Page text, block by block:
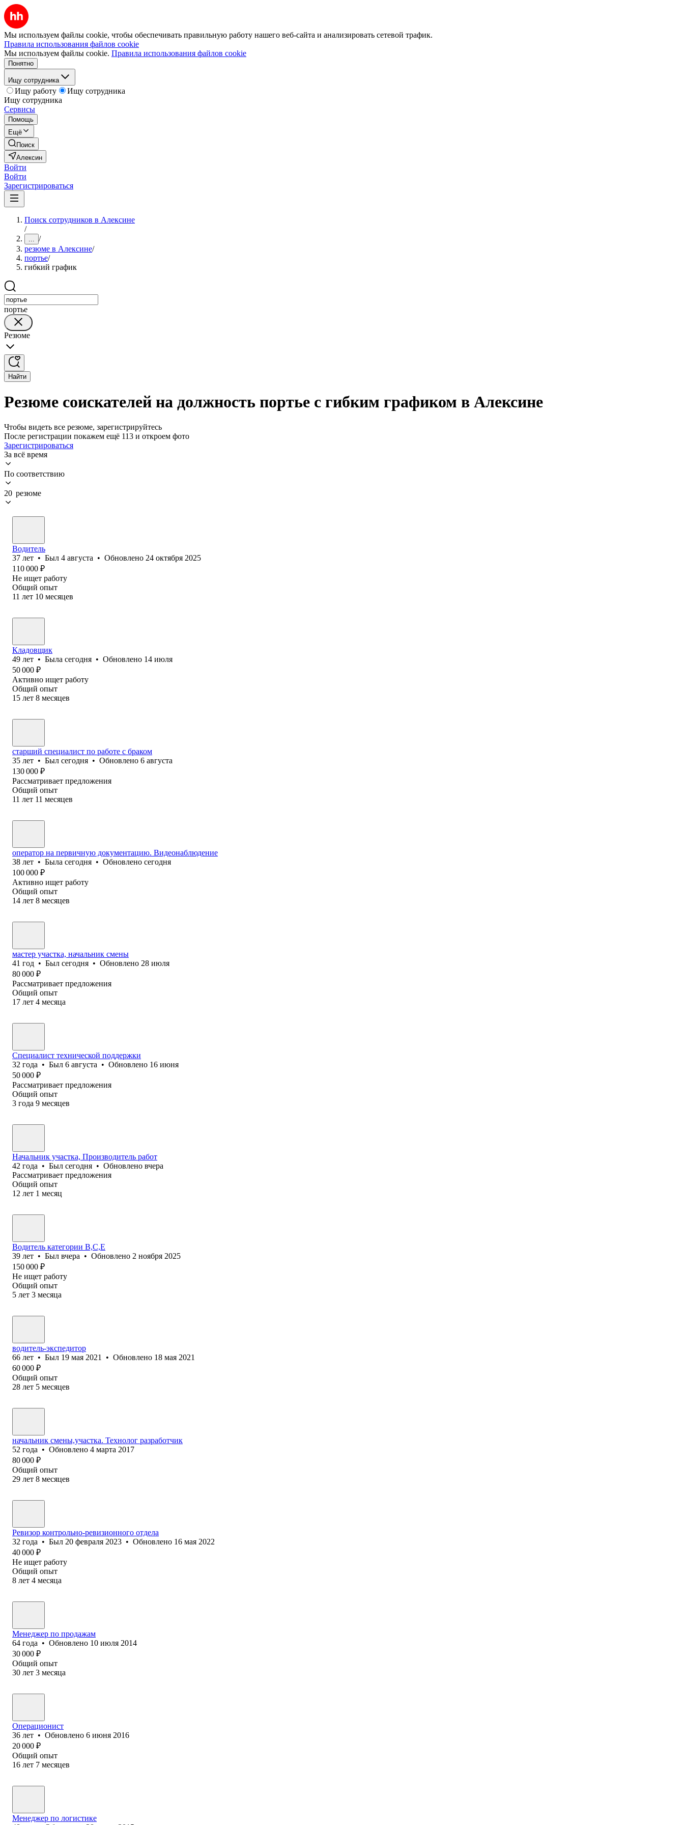
Мы используем файлы cookie, чтобы обеспечивать правильную работу нашего веб-сайта и анализировать сетевой трафик.
Правила использования файлов cookie
Мы используем файлы cookie. Правила использования файлов cookie
Понятно
Ищу сотрудника
Ищу работу
Ищу сотрудника
Ищу сотрудника
Сервисы
Помощь
Ещё
Поиск
Алексин
Войти
Войти
Зарегистрироваться
Поиск сотрудников в Алексине
/
... /
резюме в Алексине/
портье/
гибкий график
портье
Резюме
Найти
Резюме соискателей на должность портье с гибким графиком в Алексине
Чтобы видеть все резюме, зарегистрируйтесь
После регистрации покажем ещё 113 и откроем фото
Зарегистрироваться
За всё время
По соответствию
20 резюме
Водитель
37 лет • Был 4 августа • Обновлено 24 октября 2025
110 000 ₽
Не ищет работу
Общий опыт
11 лет 10 месяцев
Кладовщик
49 лет • Была сегодня • Обновлено 14 июля
50 000 ₽
Активно ищет работу
Общий опыт
15 лет 8 месяцев
старший специалист по работе с браком
35 лет • Был сегодня • Обновлено 6 августа
130 000 ₽
Рассматривает предложения
Общий опыт
11 лет 11 месяцев
оператор на первичную документацию. Видеонаблюдение
38 лет • Была сегодня • Обновлено сегодня
100 000 ₽
Активно ищет работу
Общий опыт
14 лет 8 месяцев
мастер участка, начальник смены
41 год • Был сегодня • Обновлено 28 июля
80 000 ₽
Рассматривает предложения
Общий опыт
17 лет 4 месяца
Специалист технической поддержки
32 года • Был 6 августа • Обновлено 16 июня
50 000 ₽
Рассматривает предложения
Общий опыт
3 года 9 месяцев
Начальник участка, Производитель работ
42 года • Был сегодня • Обновлено вчера
Рассматривает предложения
Общий опыт
12 лет 1 месяц
Водитель категории B,C,E
39 лет • Был вчера • Обновлено 2 ноября 2025
150 000 ₽
Не ищет работу
Общий опыт
5 лет 3 месяца
водитель-экспедитор
66 лет • Был 19 мая 2021 • Обновлено 18 мая 2021
60 000 ₽
Общий опыт
28 лет 5 месяцев
начальник смены,участка. Технолог разработчик
52 года • Обновлено 4 марта 2017
80 000 ₽
Общий опыт
29 лет 8 месяцев
Ревизор контрольно-ревизионного отдела
32 года • Был 20 февраля 2023 • Обновлено 16 мая 2022
40 000 ₽
Не ищет работу
Общий опыт
8 лет 4 месяца
Менеджер по продажам
64 года • Обновлено 10 июля 2014
30 000 ₽
Общий опыт
30 лет 3 месяца
Операционист
36 лет • Обновлено 6 июня 2016
20 000 ₽
Общий опыт
16 лет 7 месяцев
Менеджер по логистике